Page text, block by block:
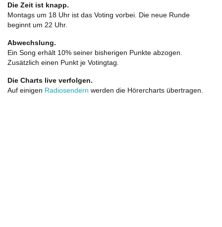
Die Zeit ist knapp.
Montags um 18 Uhr ist das Voting vorbei. Die neue Runde
beginnt um 22 Uhr.
Abwechslung.
Ein Song erhält 10% seiner bisherigen Punkte abzogen.
Zusätzlich einen Punkt je Votingtag.
Die Charts live verfolgen.
Auf einigen Radiosendern werden die Hörercharts übertragen.